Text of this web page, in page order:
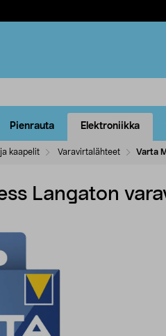
Pienrauta Elektroniikka
kaapelit Varavirtalähteet Varta
Langaton